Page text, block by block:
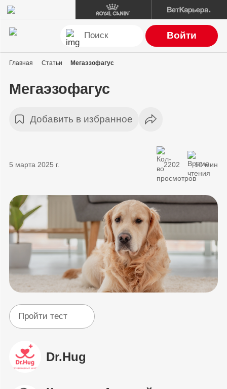
Войти
Главная Статьи Мегаэзофагус
Мегаэзофагус
Добавить в избранное
5 марта 2025 г. 2202 10 мин
Пройти тест
Dr.Hug